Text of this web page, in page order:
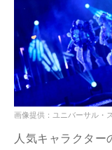
画像提供：ユニバーサル・
人気キャラクター